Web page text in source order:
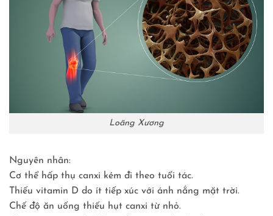
Loãng Xương
Nguyên nhân:
Cơ thể hấp thụ canxi kém đi theo tuổi tác.
Thiếu vitamin D do ít tiếp xúc với ánh nắng mặt trời.
Chế độ ăn uống thiếu hụt canxi từ nhỏ.